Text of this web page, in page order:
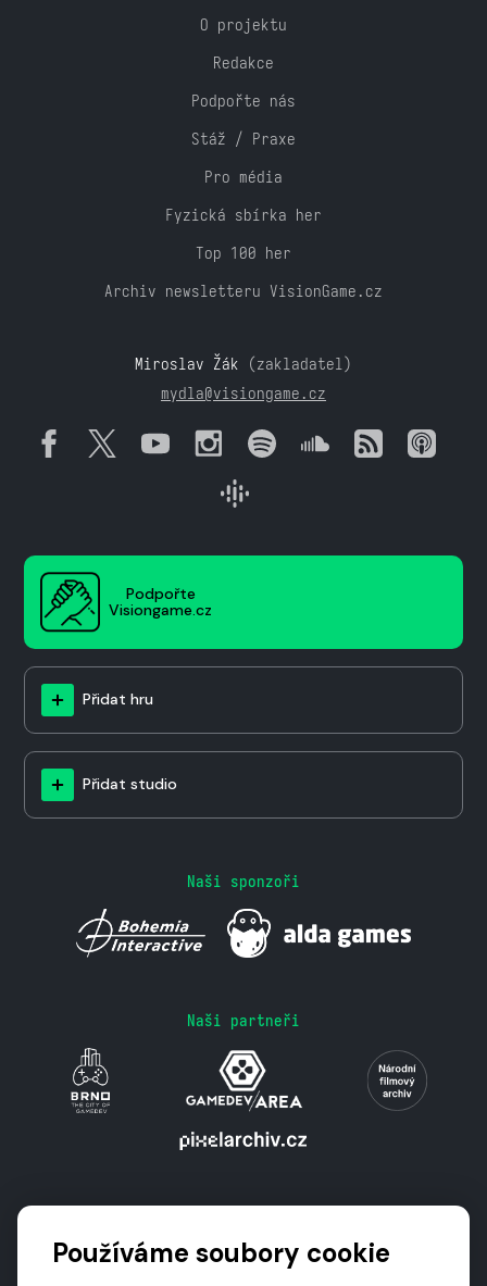
O projektu
Redakce
Podpořte nás
Stáž / Praxe
Pro média
Fyzická sbírka her
Top 100 her
Archiv newsletteru VisionGame.cz
Miroslav Žák (zakladatel)
mydla@visiongame.cz
Podpořte
Visiongame.cz
Přidat hru
Přidat studio
Naši sponzoři
Naši partneři
Používáme soubory cookie